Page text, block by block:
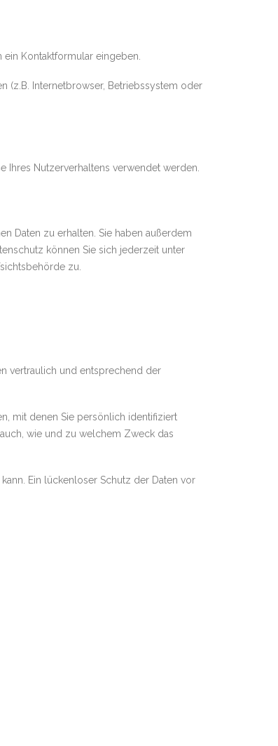
Kontaktformular eingeben.
(z.B. Internetbrowser, Betriebssystem oder
Ihres Nutzerverhaltens verwendet werden.
Daten zu erhalten. Sie haben außerdem
können Sie sich jederzeit unter
zu.
vertraulich und entsprechend der
mit denen Sie persönlich identifiziert
wie und zu welchem Zweck das
Ein lückenloser Schutz der Daten vor